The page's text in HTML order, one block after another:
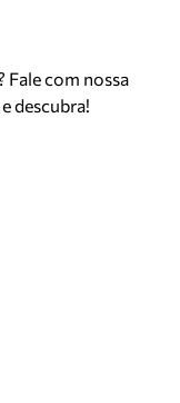
Fale com nossa
descubra!